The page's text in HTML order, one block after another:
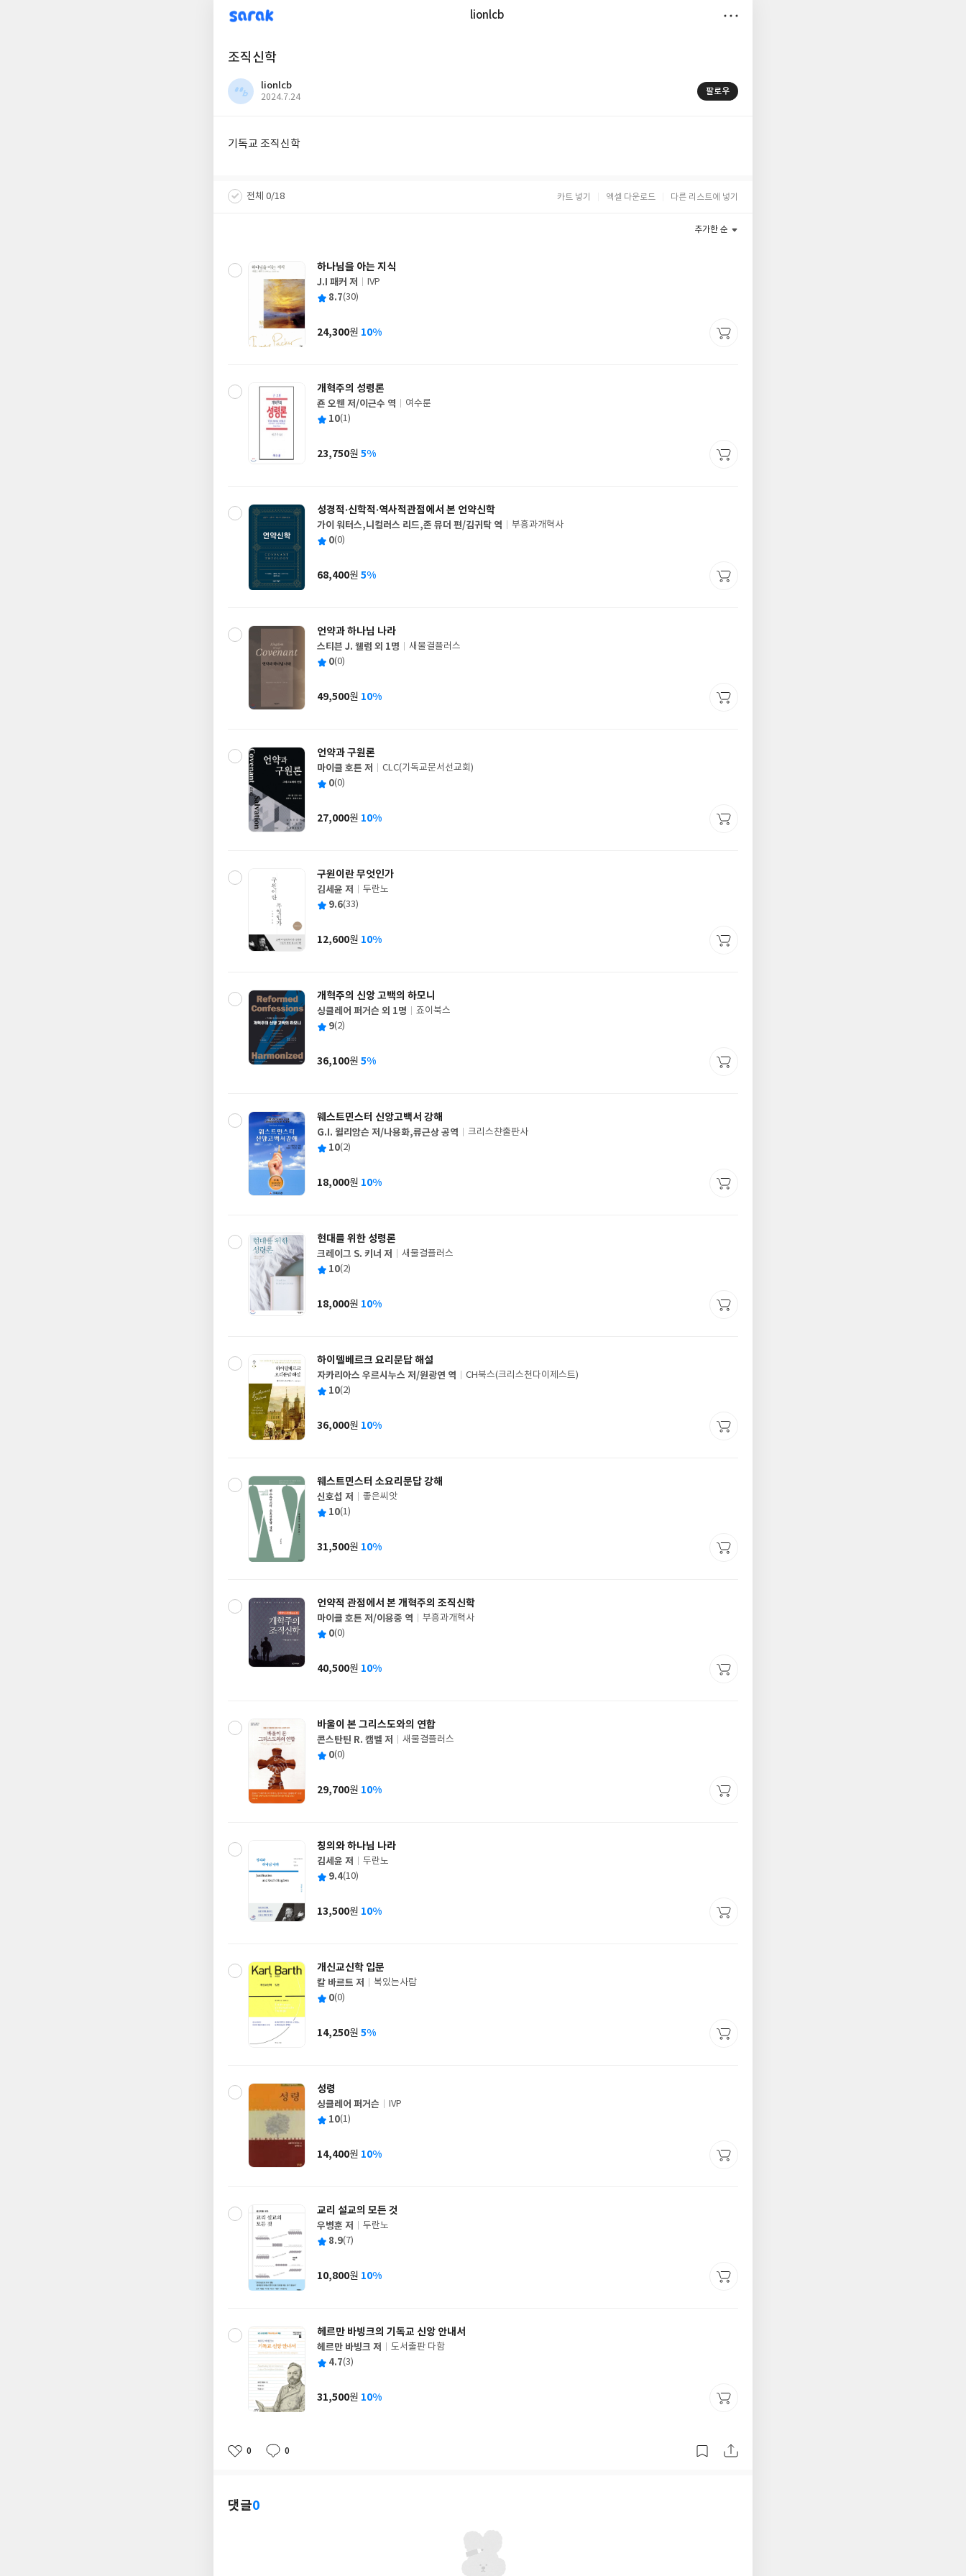
sarak lionlcb
조직신학
lionlcb
작
2024.7.24
팔로우
기독교 조직신학
전체 0/18 카트 넣기 엑셀 다운로드 다른 리스트에 넣기
추가한 순
하나님을 아는 지식
글
쓴
J.I 패커 저
출
사
IVP
평 8.7(30)
가
24,300원 10%
개혁주의 성령론
글
쓴
죤 오웬 저/이근수 역
출
사
여수룬
평 10(1)
가
23,750원 5%
성경적·신학적·역사적관점에서 본 언약신학
글
쓴
가이 워터스,니컬러스 리드,존 뮤더 편/김귀탁 역
출
사
부흥과개혁사
평 0(0)
가
68,400원 5%
언약과 하나님 나라
글
쓴
스티븐 J. 웰럼 외 1명
출
사
새물결플러스
평 0(0)
가
49,500원 10%
언약과 구원론
글
쓴
마이클 호튼 저
출
사
CLC(기독교문서선교회)
평 0(0)
가
27,000원 10%
구원이란 무엇인가
글
쓴
김세윤 저
출
사
두란노
평 9.6(33)
가
12,600원 10%
개혁주의 신앙 고백의 하모니
글
쓴
싱클레어 퍼거슨 외 1명
출
사
죠이북스
평 9(2)
가
36,100원 5%
웨스트민스터 신앙고백서 강해
글
쓴
G.I. 윌리암슨 저/나용화,류근상 공역
출
사
크리스챤출판사
평 10(2)
가
18,000원 10%
현대를 위한 성령론
글
쓴
크레이그 S. 키너 저
출
사
새물결플러스
평 10(2)
가
18,000원 10%
하이델베르크 요리문답 해설
글
쓴
자카리아스 우르시누스 저/원광연 역
출
사
CH북스(크리스천다이제스트)
평 10(2)
가
36,000원 10%
웨스트민스터 소요리문답 강해
글
쓴
신호섭 저
출
사
좋은씨앗
평 10(1)
가
31,500원 10%
언약적 관점에서 본 개혁주의 조직신학
글
쓴
마이클 호튼 저/이용중 역
출
사
부흥과개혁사
평 0(0)
가
40,500원 10%
바울이 본 그리스도와의 연합
글
쓴
콘스탄틴 R. 캠벨 저
출
사
새물결플러스
평 0(0)
가
29,700원 10%
칭의와 하나님 나라
글
쓴
김세윤 저
출
사
두란노
평 9.4(10)
가
13,500원 10%
개신교신학 입문
글
쓴
칼 바르트 저
출
사
복있는사람
평 0(0)
가
14,250원 5%
성령
글
쓴
싱클레어 퍼거슨
출
사
IVP
평 10(1)
가
14,400원 10%
교리 설교의 모든 것
글
쓴
우병훈 저
출
사
두란노
평 8.9(7)
가
10,800원 10%
헤르만 바빙크의 기독교 신앙 안내서
글
쓴
헤르만 바빙크 저
출
사
도서출판 다함
평 4.7(3)
가
31,500원 10%
좋
0
댓
0
작
댓글0